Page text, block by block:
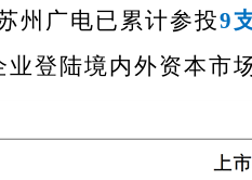
州广电已累计参投9
业登陆境内外资本市